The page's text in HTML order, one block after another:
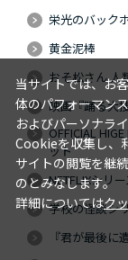
栄光のバック
黄金泥棒
おそ松さん 人
映画『踊る大
OFFICIAL
ット
NETFLIXシリ
学校の怪談シ
『君が最後に
当サイトでは、お
体のパフォーマン
およびパーソナラ
Cookieを収集し、
サイトの閲覧を継
のとみなします。
詳細についてはク